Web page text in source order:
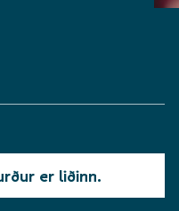
er liðinn.